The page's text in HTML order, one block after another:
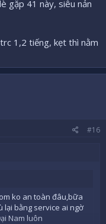
gặp 41 này, siêu nản
1,2 tiếng, kẹt thì nằm
#16
ko an toàn đâu,bữa
lại bằng service ai ngờ
Nam luôn